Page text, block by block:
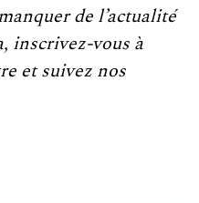
de l’actualité
inscrivez-vous à
et suivez nos